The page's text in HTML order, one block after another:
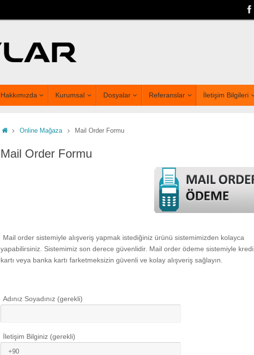
Hakkımızda Kurumsal Dosyalar Referanslar İletişim Bilgileri
Online Mağaza Mail Order Formu
Mail Order Formu
Mail order sistemiyle alışveriş yapmak istediğiniz ürünü sistemimizden kolayca
yapabilirsiniz. Sistemimiz son derece güvenlidir. Mail order ödeme sistemiyle kredi
kartı veya banka kartı farketmeksizin güvenli ve kolay alışveriş sağlayın.
Adınız Soyadınız (gerekli)
İletişim Bilginiz (gerekli)